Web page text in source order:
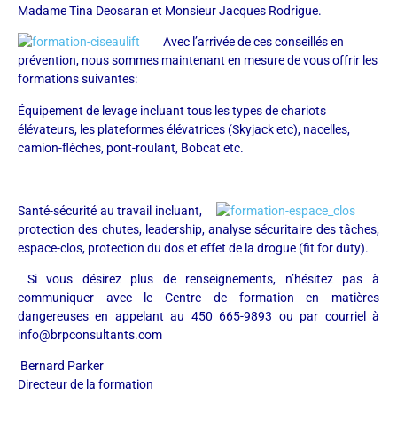
Madame Tina Deosaran et Monsieur Jacques Rodrigue.
Avec l ’arrivée de ces conseillés en
prévention, nous sommes maintenant en mesure de vous offrir les
formations suivantes:
Équipement de levage incluant tous les types de chariots
élévateurs, les plateformes élévatrices (Skyjack etc), nacelles,
camion-flèches, pont-roulant, Bobcat etc.
Santé-sécurité au travail incluant,
protection des chutes, leadership, analyse sécuritaire des tâches,
espace-clos, protection du dos et effet de la drogue (fit for duty).
Si vous désirez plus de renseignements, n’hésitez pas à
communiquer avec le Centre de formation en matières
dangereuses en appelant au 450 665-9893 ou par courriel à
info@brpconsultants.com
Bernard Parker
Directeur de la formation